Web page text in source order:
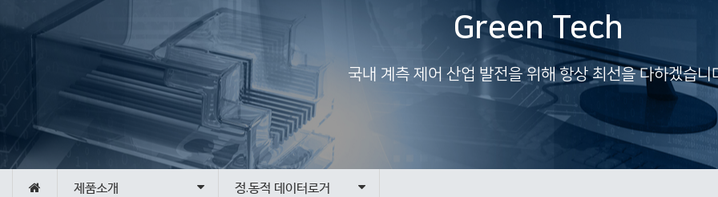
Green Tech
국내 계측 제어 산업 발전을 위해 항상 최선을 다하겠습니
제품소개 정.동적 데이터로거